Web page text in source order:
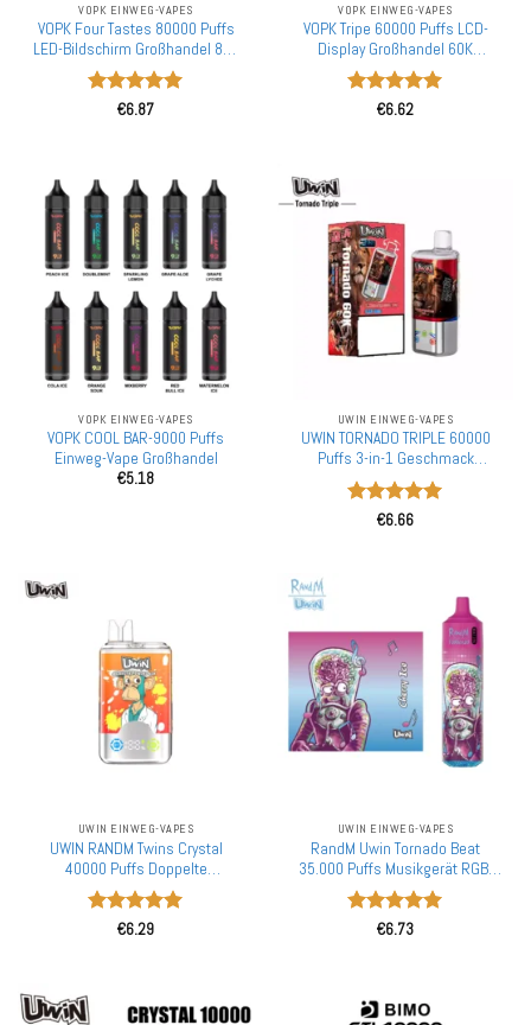
VOPK EINWEG-VAPES
VOPK Four Tastes 80000 Puffs
LED-Bildschirm Großhandel 80K
Aufladbare Einweg-Vapes
Großhandel
Bewertet
€6.87
VOPK EINWEG-VAPES
VOPK Tripe 60000 Puffs LCD-
Display Großhandel 60K
Wiederaufladbare Einweg-Vapes
Großhandel
Bewertet
€6.62
VOPK EINWEG-VAPES
VOPK COOL BAR-9000 Puffs
Einweg-Vape Großhandel
€5.18
UWIN EINWEG-VAPES
UWIN TORNADO TRIPLE 60000
Puffs 3-in-1 Geschmack
Großhandel 60K Aufladbare
Einweg-Vapes
Bewertet
€6.66
UWIN EINWEG-VAPES
UWIN RANDM Twins Crystal
40000 Puffs Doppelte
Geschmacksrichtungen
Großhandel Kauf Aufladbare
Einweg-Vapes Großhandel
Bewertet
€6.29
UWIN EINWEG-VAPES
RandM Uwin Tornado Beat
35.000 Puffs Musikgerät RGB-
Lichter Großhandel Kauf
Aufladbare Einweg-Vapes
Großhandel
Bewertet
€6.73